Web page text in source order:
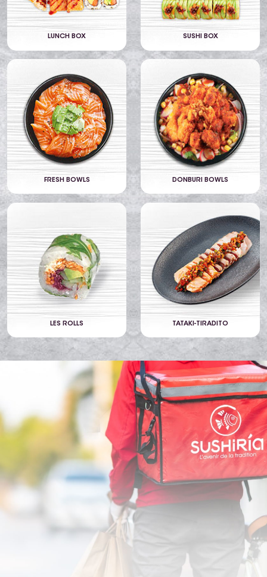
LUNCH BOX SUSHI BOX
FRESH BOWLS DONBURI BOWLS
LES ROLLS TATAKI-TIRADITO